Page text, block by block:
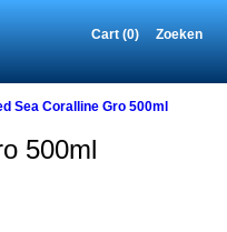
Cart (0) Zoeken
Sea Coralline Gro 500ml
500ml